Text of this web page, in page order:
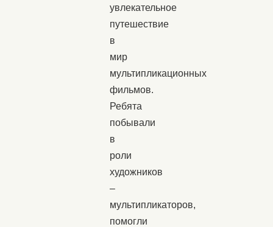
увлекательное
путешествие
в
мир
мультипликационных
фильмов.
Ребята
побывали
в
роли
художников
–
мультипликаторов,
помогли